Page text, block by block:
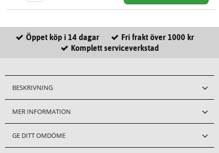
Öppet köp i 14 dagar
Fri frakt över 1000 kr
Komplett serviceverkstad
BESKRIVNING
MER INFORMATION
GE DITT OMDÖME